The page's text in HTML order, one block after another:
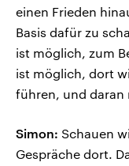
einen Frieden
Basis dafür zu
ist möglich, zum
ist möglich, dort
führen, und daran
Simon: Schauen
Gespräche dort.